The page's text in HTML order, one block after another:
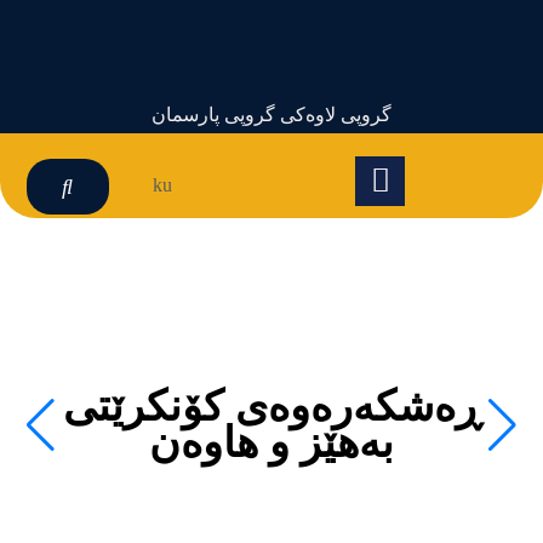
گروپی لاوەکی گروپی پارسمان
ku
ڕەشکەرەوەی کۆنکرێتی
بەهێز و هاوەن